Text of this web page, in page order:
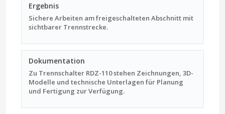
Ergebnis
Sichere Arbeiten am freigeschalteten Abschnitt mit
sichtbarer Trennstrecke.
Dokumentation
Zu Trennschalter RDZ-110 stehen Zeichnungen, 3D-
Modelle und technische Unterlagen für Planung
und Fertigung zur Verfügung.